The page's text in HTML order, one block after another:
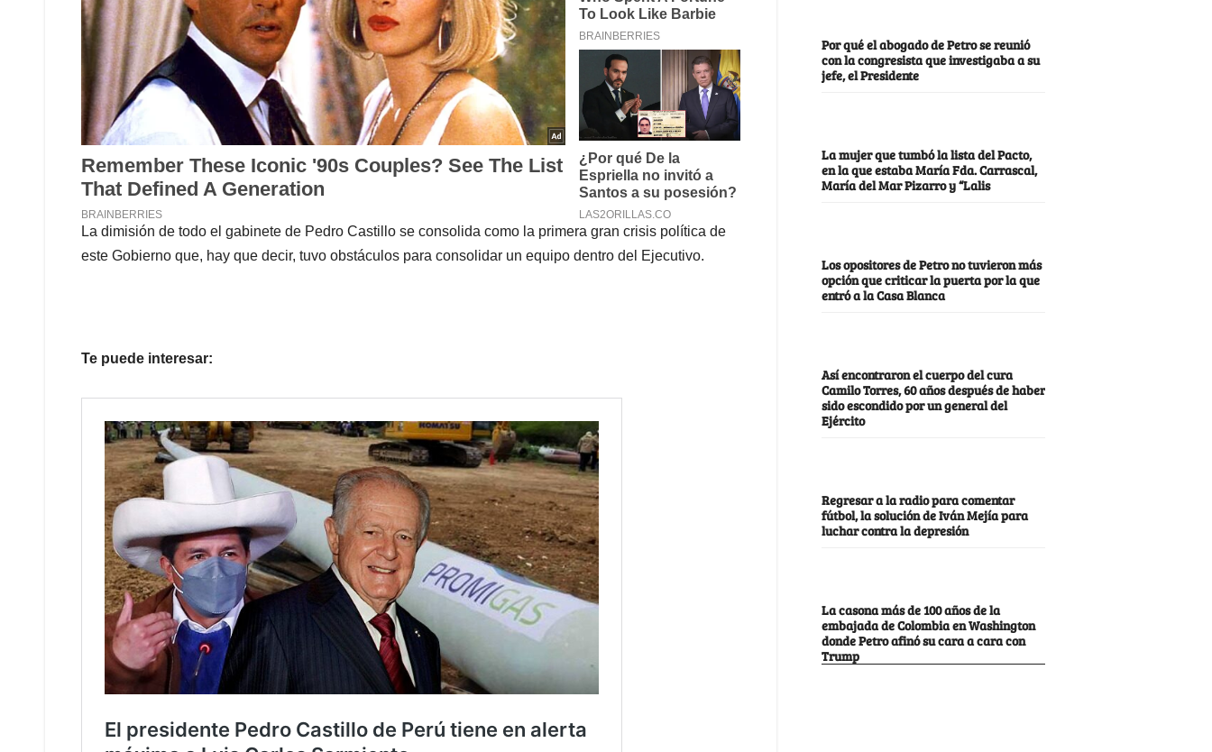
La dimisión de todo el gabinete de Pedro Castillo se consolida como la primera gran crisis política de
este Gobierno que, hay que decir, tuvo obstáculos para consolidar un equipo dentro del Ejecutivo.
Te puede interesar:
Por qué el abogado de Petro se reunió
con la congresista que investigaba a su
jefe, el Presidente
La mujer que tumbó la lista del Pacto,
en la que estaba María Fda. Carrascal,
María del Mar Pizarro y “Lalis
Los opositores de Petro no tuvieron más
opción que criticar la puerta por la que
entró a la Casa Blanca
Así encontraron el cuerpo del cura
Camilo Torres, 60 años después de haber
sido escondido por un general del
Ejército
Regresar a la radio para comentar
fútbol, la solución de Iván Mejía para
luchar contra la depresión
La casona más de 100 años de la
embajada de Colombia en Washington
donde Petro afinó su cara a cara con
Trump